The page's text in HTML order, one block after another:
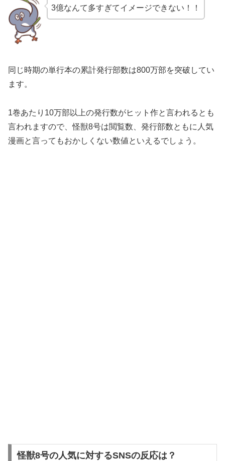
3億なんて多すぎてイメージできない！！
同じ時期の単行本の累計発行部数は800万部を突破してい
ます。
1巻あたり10万部以上の発行数がヒット作と言われるとも
言われますので、怪獣8号は閲覧数、発行部数ともに人気
漫画と言ってもおかしくない数値といえるでしょう。
怪獣8号の人気に対するSNSの反応は？